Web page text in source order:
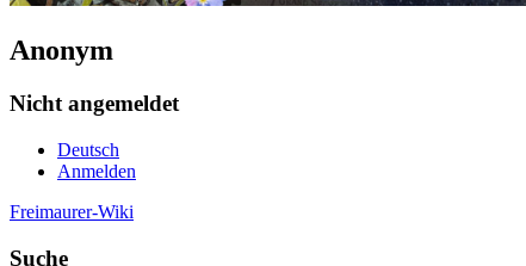
Anonym
Nicht angemeldet
Deutsch
Anmelden
Freimaurer-Wiki
Suche